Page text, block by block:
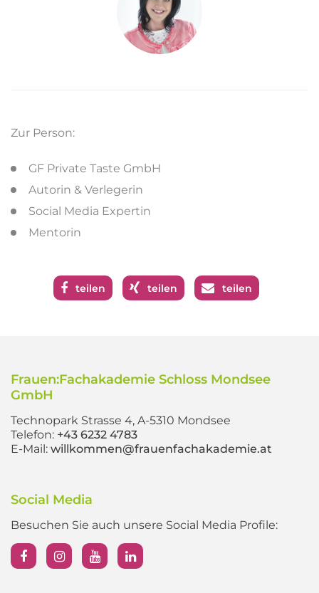
Zur Person:
GF Private Taste GmbH
Autorin & Verlegerin
Social Media Expertin
Mentorin
teilen teilen teilen
Frauen:Fachakademie Schloss Mondsee
GmbH
Technopark Strasse 4, A-5310 Mondsee
Telefon: +43 6232 4783
E-Mail: willkommen@frauenfachakademie.at
Social Media
Besuchen Sie auch unsere Social Media Profile: